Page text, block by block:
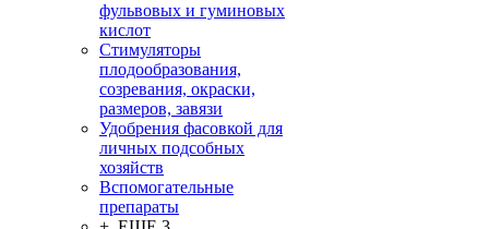
фульвовых и гуминовых
кислот
Стимуляторы
плодообразования,
созревания, окраски,
размеров, завязи
Удобрения фасовкой для
личных подсобных
хозяйств
Вспомогательные
препараты